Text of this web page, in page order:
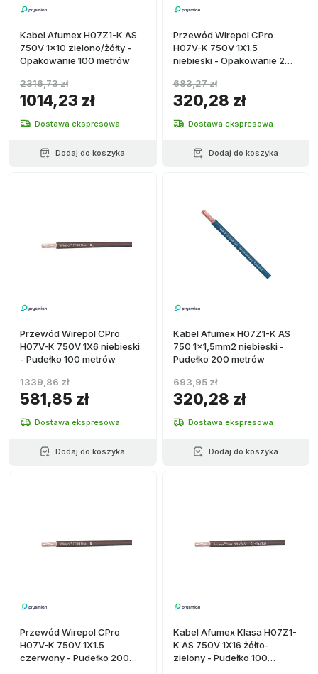
Kabel Afumex H07Z1-K AS
750V 1x10 zielono/żółty -
Opakowanie 100 metrów
1014,23 zł
2316,73 zł
Dostawa ekspresowa
Dodaj do koszyka
Przewód Wirepol CPro
H07V-K 750V 1X1.5
niebieski - Opakowanie 200
320,28 zł
683,27 zł
Dostawa ekspresowa
Dodaj do koszyka
Przewód Wirepol CPro
H07V-K 750V 1X6 niebieski
- Pudełko 100 metrów
581,85 zł
1339,86 zł
Dostawa ekspresowa
Dodaj do koszyka
Kabel Afumex H07Z1-K AS
750 1x1,5mm2 niebieski -
Pudełko 200 metrów
320,28 zł
693,95 zł
Dostawa ekspresowa
Dodaj do koszyka
Przewód Wirepol CPro
H07V-K 750V 1X1.5
czerwony - Pudełko 200
Kabel Afumex Klasa H07Z1-
K AS 750V 1X16 żółto-
zielony - Pudełko 100